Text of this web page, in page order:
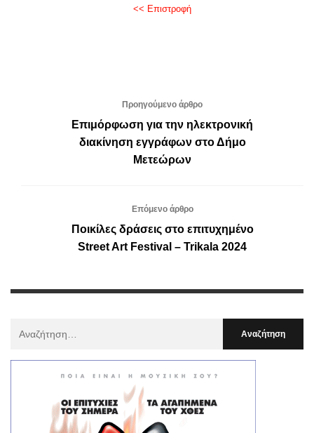
<< Επιστροφή
Προηγούμενο άρθρο
Επιμόρφωση για την ηλεκτρονική
διακίνηση εγγράφων στο Δήμο
Μετεώρων
Επόμενο άρθρο
Ποικίλες δράσεις στο επιτυχημένο
Street Art Festival – Trikala 2024
: